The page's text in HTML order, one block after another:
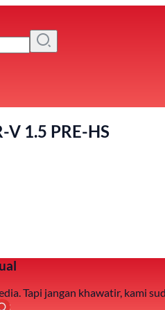
V 1.5 PRE-HS
Tapi jangan khawatir, kami